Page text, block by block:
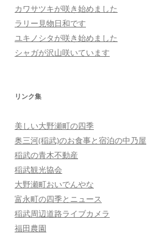
カワサツキが咲き始めました
ラリー見物日和です
ユキノシタが咲き始めました
シャガが沢山咲いています
リンク集
美しい大野瀬町の四季
奥三河(稲武)のお食事と宿泊の中乃屋
稲武の青木不動産
稲武観光協会
大野瀬町おいでんやな
富永町の四季とニュース
稲武周辺道路ライブカメラ
福田農園